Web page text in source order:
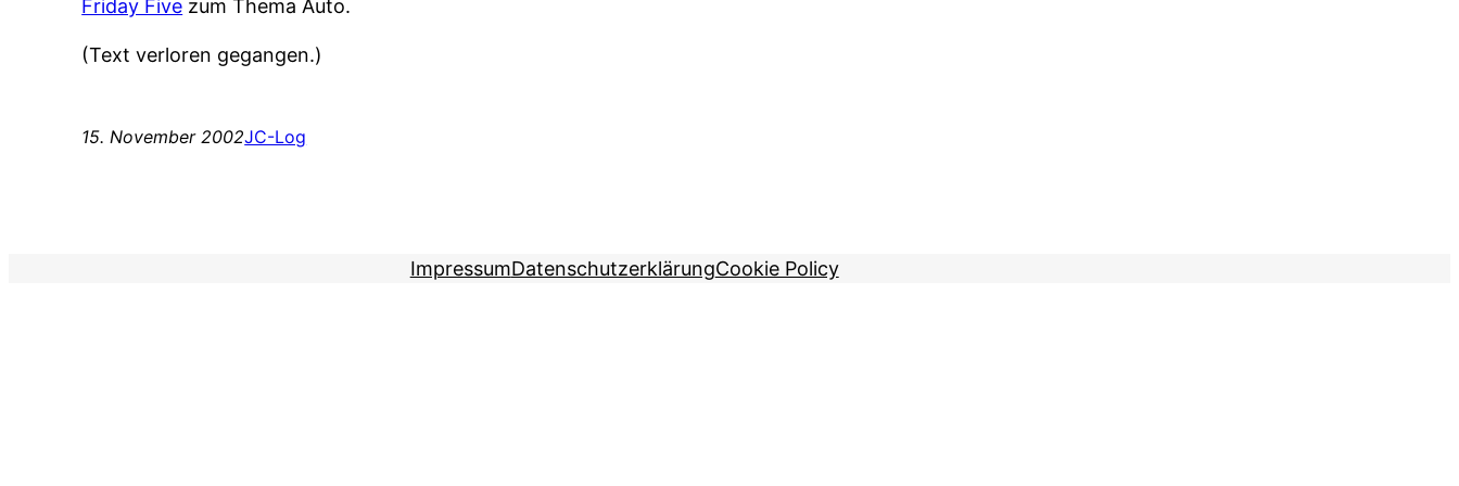
Friday Five zum Thema Auto.
(Text verloren gegangen.)
15. November 2002JC-Log
ImpressumDatenschutzerklärungCookie Policy